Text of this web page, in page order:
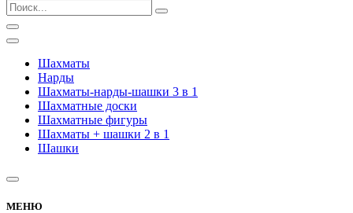
Шахматы
Нарды
Шахматы-нарды-шашки 3 в 1
Шахматные доски
Шахматные фигуры
Шахматы + шашки 2 в 1
Шашки
МЕНЮ